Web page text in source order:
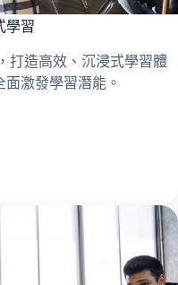
學習
打造高效、沉浸式學習體
激發學習潛能。